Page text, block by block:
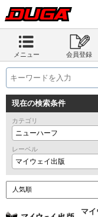
メニュー 会員登録
現在の検索条件
カテゴリ
ニューハーフ
レーベル
マイウェイ出版
マ